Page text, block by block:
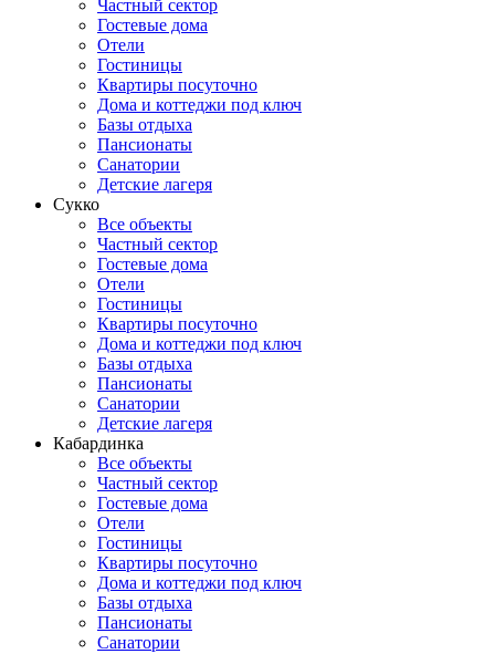
Частный сектор
Гостевые дома
Отели
Гостиницы
Квартиры посуточно
Дома и коттеджи под ключ
Базы отдыха
Пансионаты
Санатории
Детские лагеря
Сукко
Все объекты
Частный сектор
Гостевые дома
Отели
Гостиницы
Квартиры посуточно
Дома и коттеджи под ключ
Базы отдыха
Пансионаты
Санатории
Детские лагеря
Кабардинка
Все объекты
Частный сектор
Гостевые дома
Отели
Гостиницы
Квартиры посуточно
Дома и коттеджи под ключ
Базы отдыха
Пансионаты
Санатории